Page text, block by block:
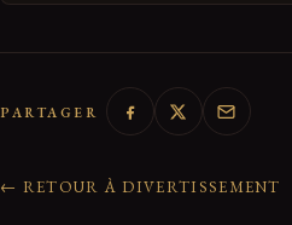
PARTAGER
← RETOUR À DIVERTISSEMENT